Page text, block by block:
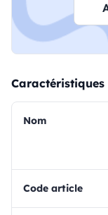
Caractéristiques
Nom
Code article